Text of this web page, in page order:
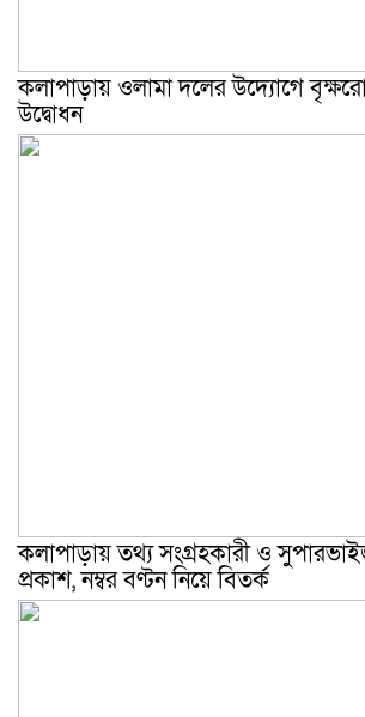
কলাপাড়ায় ওলামা দলের উদ্যোগে
উদ্বোধন
কলাপাড়ায় তথ্য সংগ্রহকারী ও
প্রকাশ, নম্বর বণ্টন নিয়ে বিতর্ক